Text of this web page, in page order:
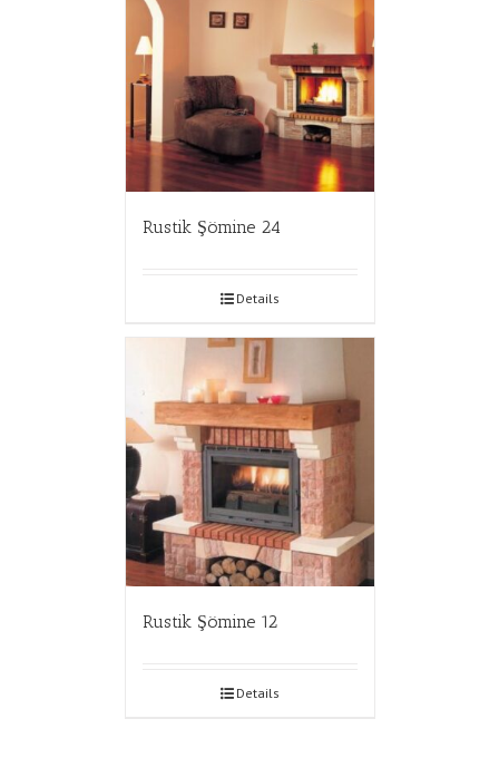
Rustik Şömine 24
Details
Rustik Şömine 12
Details